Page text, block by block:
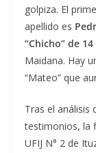
golpiza. El
apellido es
“Chicho” de
Maidana. Hay
“Mateo” que
Tras el análisis
testimonios, la
UFIJ N° 2 de